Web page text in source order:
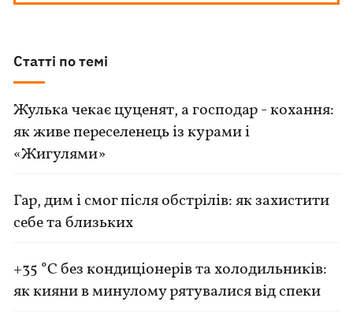
Статті по темі
Жулька чекає цуценят, а господар - кохання:
як живе переселенець із курами і
«Жигулями»
Гар, дим і смог після обстрілів: як захистити
себе та близьких
+35 °C без кондиціонерів та холодильників:
як кияни в минулому рятувалися від спеки